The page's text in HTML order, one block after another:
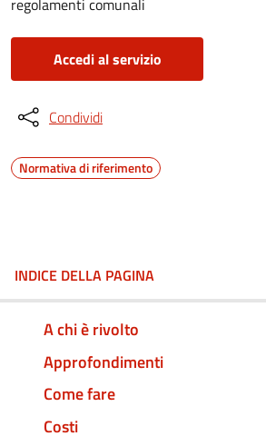
regolamenti comunali
Accedi al servizio
Condividi
Normativa di riferimento
INDICE DELLA PAGINA
A chi è rivolto
Approfondimenti
Come fare
Costi